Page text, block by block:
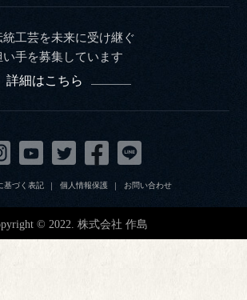
統工芸を未来に受け継ぐ
い手を募集しています
詳細はこちら
基づく表記 個人情報保護 お問い合わせ
© 2022. 株式会社 作島